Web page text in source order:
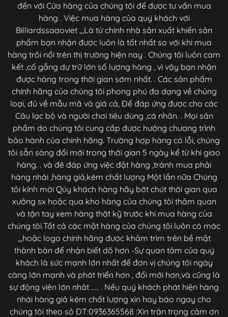
đến với Cửa hàng của chúng tôi để được tư vấn mua
hàng . Việc mua hàng của quý khách với
Billiardssaaoviet ,,,Là từ chính nhà sản xuất khiến sản
phẩm bạn nhận được luôn là tốt nhất so với khi mua
hàng trôi nổi trên thị trường hiện nay . Chúng tôi luôn cam
kết ,cố gắng dự trữ lớn số lượng hàng , vì vậy bạn nhận
được hàng trong thời gian sớm nhất. . Các sản phẩm
chính hãng của chúng tôi phong phú đa dạng về chủng
loại, đủ về mẫu mã và giá cả, Để đáp ứng được cho các
Câu lạc bộ và người chơi tiêu dùng ,cá nhân. . Mọi sản
phẩm do chúng tôi cung cấp được hưởng chương trình
bảo hành của chính hãng. Trường hợp hàng có lỗi, chúng
tôi sẵn sàng đổi mới trong thời gian 5 ngày kể từ khi giao
hàng. . và đê đáp ứng việc đặt hàng ,tránh mua phải
hàng nhái ,hàng giả,kém chất lượng Một lần nữa Chúng
tôi kính mời Qúy khách hàng hãy bớt chút thời gian qua
xưởng sx hoặc qua kho hàng của chúng tôi thăm quan
và tận tay xem hàng thật kỹ trước khi mua hàng của
chúng tôi.Tất cả các mặt hàng của chúng tôi luôn có mác
,,,hoặc logo chính hãng đươc khảm trìm trên bề mặt
thành bàn để nhận biết dõ hơn -Sự quan tâm của quý
khách là sức mạnh lớn nhất để đơn vị chúng tôi ngày
càng lớn mạnh và phát triển hơn , đổi mới hơn,và cũng là
sự động viên lớn nhât ..... . Nếu quý khách phát hiện hàng
nhái hàng giả kém chất lượng xin hay báo ngay cho
chúng tôi theo sô ĐT:0936365568 :Xin trân trọng cảm ơn